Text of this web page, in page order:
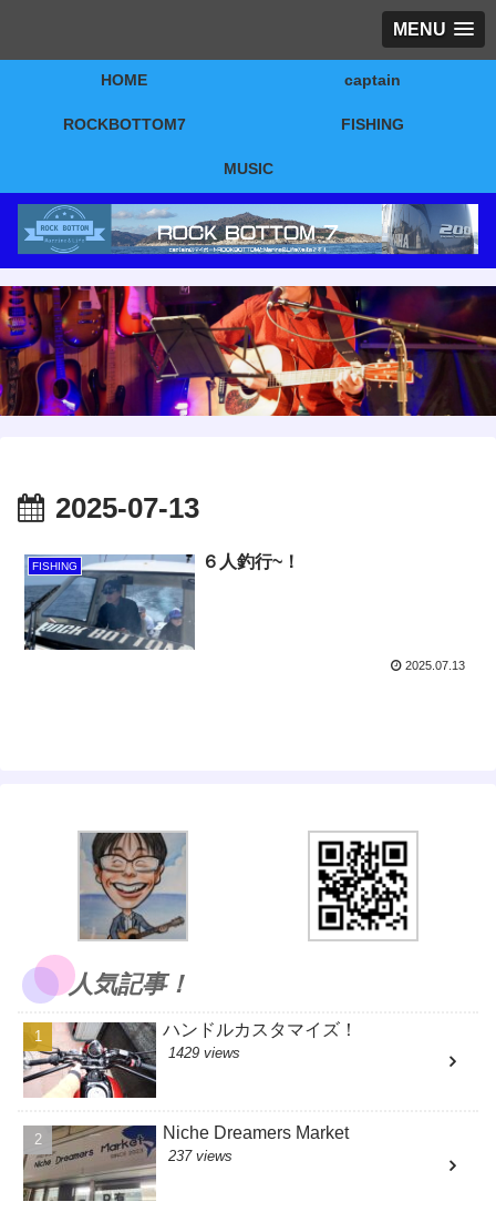
MENU
HOME captain
ROCKBOTTOM7 FISHING
MUSIC
2025-07-13
FISHING ６人釣行~！
2025.07.13
人気記事！
ハンドルカスタマイズ！
1429 views
Niche Dreamers Market
237 views